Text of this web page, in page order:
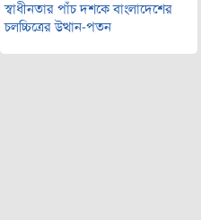
স্বাধীনতার পাঁচ দশকে বাংলাদেশের
চলচ্চিত্রের উত্থান-পতন